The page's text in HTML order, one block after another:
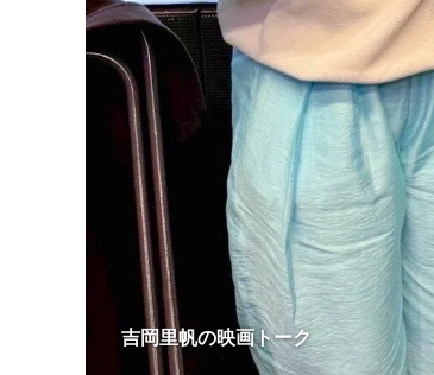
吉岡里帆の映画トーク